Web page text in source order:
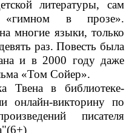
литературы, сам
«гимном в прозе».
многие языки, только
раз. Повесть была
и в 2000 году даже
«Том Сойер».
в библиотеке-
онлайн-викторину по
писателя